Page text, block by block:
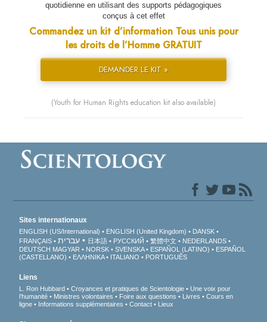
quotidienne en utilisant des supports pédagogiques
conçus à cet effet
Commandez un kit d’information Tous unis pour
les droits de l’Homme GRATUIT
DEMANDER LE KIT »
(Youth for Human Rights education kit also available)
Sites internationaux
ENGLISH (US/International) ENGLISH (United Kingdom)
DANSK
FRANÇAIS
עברית 日本語 РУССКИЙ 繁體中文
NEDERLANDS
DEUTSCH MAGYAR NORSK SVENSKA ESPAÑOL (LATINO)
ESPAÑOL
(CASTELLANO)
ΕΛΛΗΝΙΚA ITALIANO PORTUGUÊS
Liens
L. Ron Hubbard Croyances et pratiques de Scientologie
Une voix pour
l’humanité
Ministres volontaires Foire aux questions Livres
Cours en
ligne
Informations supplémentaires Contact Lieux